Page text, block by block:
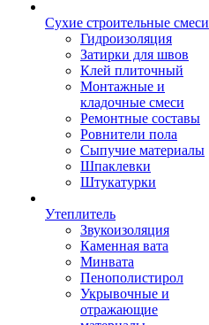
Сухие строительные смеси
Гидроизоляция
Затирки для швов
Клей плиточный
Монтажные и
кладочные смеси
Ремонтные составы
Ровнители пола
Сыпучие материалы
Шпаклевки
Штукатурки
Утеплитель
Звукоизоляция
Каменная вата
Минвата
Пенополистирол
Укрывочные и
отражающие